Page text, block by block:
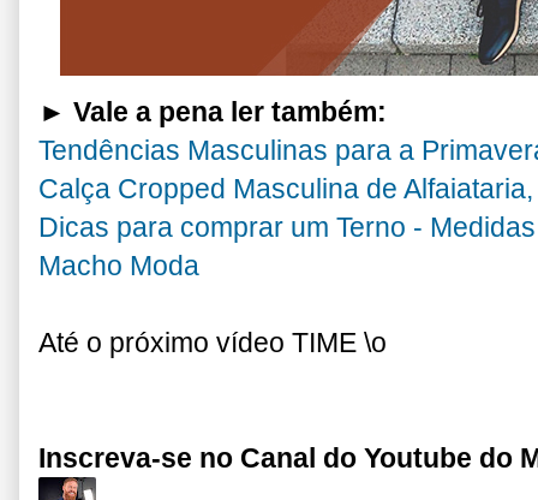
► Vale a pena ler também:
Tendências Masculinas para a
Calça Cropped Masculina de
Dicas para comprar um Terno -
Macho Moda
Até o próximo vídeo TIME \o
Inscreva-se no Canal do Youtube do